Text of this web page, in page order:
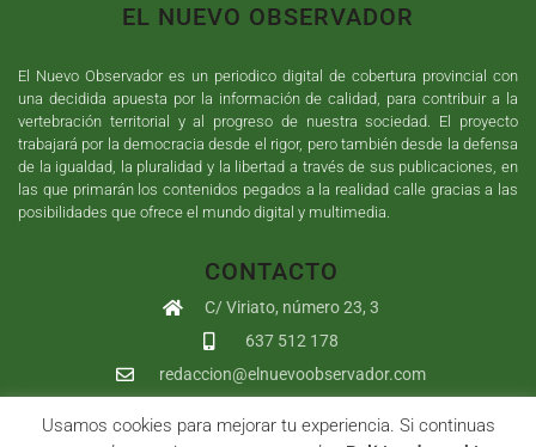
EL NUEVO OBSERVADOR
El Nuevo Observador es un periodico digital de cobertura provincial con
una decidida apuesta por la información de calidad, para contribuir a la
vertebración territorial y al progreso de nuestra sociedad. El proyecto
trabajará por la democracia desde el rigor, pero también desde la defensa
de la igualdad, la pluralidad y la libertad a través de sus publicaciones, en
las que primarán los contenidos pegados a la realidad calle gracias a las
posibilidades que ofrece el mundo digital y multimedia.
CONTACTO
C/ Viriato, número 23, 3
637 512 178
redaccion@elnuevoobservador.com
Usamos cookies para mejorar tu experiencia. Si continuas